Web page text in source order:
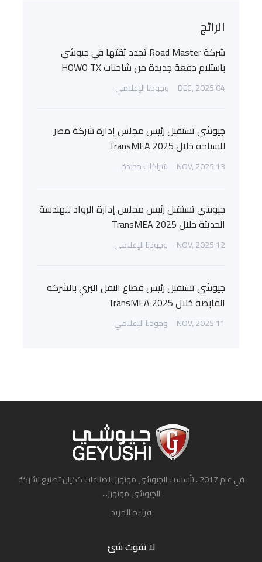
الرائج
شركة Road Master تجدد ثقتها في جيوشي
باستلام دفعة جديدة من شاحنات HOWO TX
04 DEC, 2025 وجودنا الإعلامي
جيوشي تستقبل رئيس مجلس إدارة شركة مصر
للسياحة خلال TransMEA 2025
13 NOV, 2025 شراكات جديدة
جيوشي تستقبل رئيس مجلس إدارة الرواد للهندسة
الحديثة خلال TransMEA 2025
12 NOV, 2025 وجودنا الإعلامي
جيوشي تستقبل رئيس قطاع النقل البري بالشركة
القابضة خلال TransMEA 2025
11 NOV, 2025 وجودنا الإعلامي
في عام 2017 ، تأسست الجيوشي موتورز للصناعات ككيان تصنيع لشركة
الجيوشي موتورز...
قراءة المزيد
لا تفوت شئ